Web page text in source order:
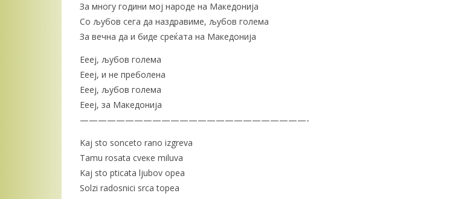
За многу години мој народе на Македонија
Со љубов сега да наздравиме, љубов голема
За вечна да и биде среќата на Македонија
Еееј, љубов голема
Еееј, и не преболена
Еееј, љубов голема
Еееј, за Македонија
—————————————————————————-
Kaj sto sonceto rano izgreva
Tamu rosata cveкe miluva
Kaj sto pticata ljubov opea
Solzi radosnici srca topea